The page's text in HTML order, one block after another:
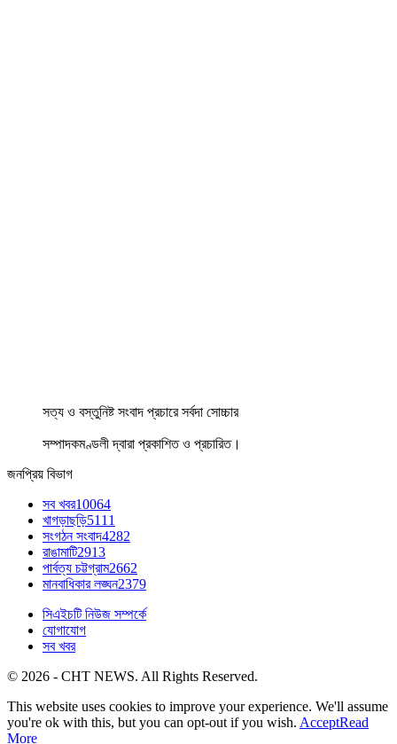
সত্য ও বস্তুনিষ্ট সংবাদ প্রচারে সর্বদা সোচ্চার
সম্পাদকমণ্ডলী দ্বারা প্রকাশিত ও প্রচারিত।
জনপ্রিয় বিভাগ
সব খবর10064
খাগড়াছড়ি5111
সংগঠন সংবাদ4282
রাঙামাটি2913
পার্বত্য চট্টগ্রাম2662
মানবাধিকার লঙ্ঘন2379
সিএইচটি নিউজ সম্পর্কে
যোগাযোগ
সব খবর
© 2026 - CHT NEWS. All Rights Reserved.
This website uses cookies to improve your experience. We'll assume
you're ok with this, but you can opt-out if you wish. AcceptRead
More